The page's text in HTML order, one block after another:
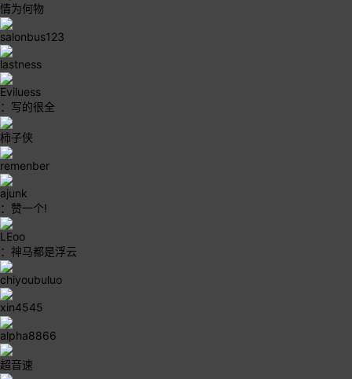
情为何物
salonbus123
lastness
Eviluess
：写的很全
柿子侠
remenber
ajunk
：赞一个!
LEoo
：神马都是浮云
chiyoubuluo
xin4545
alpha8866
超音速